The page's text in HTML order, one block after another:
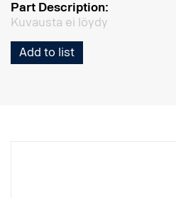
Part Description:
Kuvausta ei löydy
Add to list